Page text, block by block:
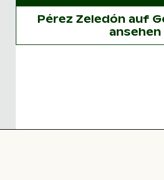
Pérez Zeledón auf
ansehen